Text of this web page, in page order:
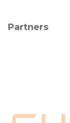
Partners